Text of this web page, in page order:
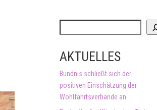
u
h
e
n
AKTUELLES
Bündnis schließt sich der
positiven Einschätzung der
Wohlfahrtsverbände an